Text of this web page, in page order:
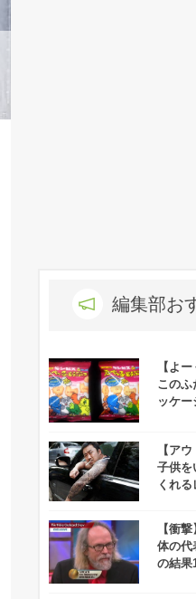
編集部お
【よ
このふ
ッケ
【ア
子供を
くれ
中！
【衝
体の代
の結果